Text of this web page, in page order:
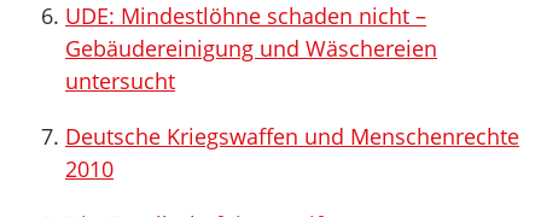
UDE: Mindestlöhne schaden nicht –
Gebäudereinigung und Wäschereien
untersucht
Deutsche Kriegswaffen und Menschenrechte
2010